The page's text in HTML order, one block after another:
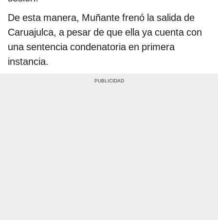
De esta manera, Muñante frenó la salida de
Caruajulca, a pesar de que ella ya cuenta con
una sentencia condenatoria en primera
instancia.